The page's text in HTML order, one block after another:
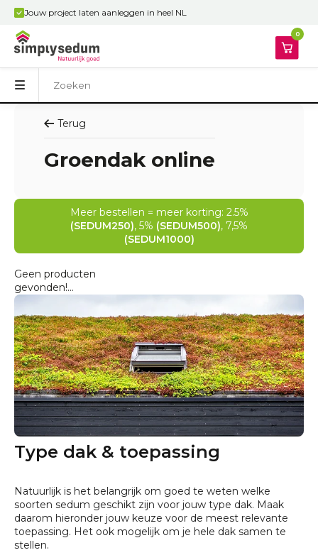
Jouw project laten aanleggen in heel NL
0
Terug
Groendak online
Meer bestellen = meer korting: 2.5%
(SEDUM250), 5% (SEDUM500), 7,5%
(SEDUM1000)
Geen producten
gevonden!...
Type dak & toepassing
Natuurlijk is het belangrijk om goed te weten welke
soorten sedum geschikt zijn voor jouw type dak. Maak
daarom hieronder jouw keuze voor de meest relevante
toepassing. Het ook mogelijk om je hele dak samen te
stellen.